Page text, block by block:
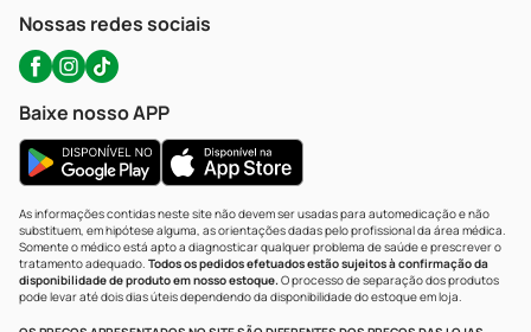
Nossas redes sociais
Baixe nosso APP
As informações contidas neste site não devem ser usadas para automedicação e não
substituem, em hipótese alguma, as orientações dadas pelo profissional da área médica.
Somente o médico está apto a diagnosticar qualquer problema de saúde e prescrever o
tratamento adequado. Todos os pedidos efetuados estão sujeitos à confirmação da
disponibilidade de produto em nosso estoque.O processo de separação dos produtos
pode levar até dois dias úteis dependendo da disponibilidade do estoque em loja.